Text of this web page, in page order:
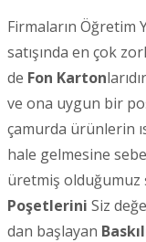
Firmaların Öğretim
satışında en çok
de Fon Karton
ve ona uygun bir
çamurda ürünlerin
hale gelmesine
üretmiş olduğumuz
Poşetlerini Siz
dan başlayan